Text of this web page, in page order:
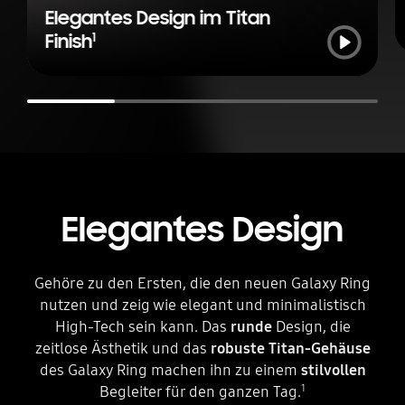
Elegantes Design im Titan
Finish1
Elegantes Design
Gehöre zu den Ersten, die den neuen Galaxy Ring
nutzen und zeig wie elegant und minimalistisch
High-Tech sein kann. Das rundeDesign, die
zeitlose Ästhetik und das robuste Titan-Gehäuse
des Galaxy Ring machen ihn zu einem stilvollen
Begleiter für den ganzen Tag.1